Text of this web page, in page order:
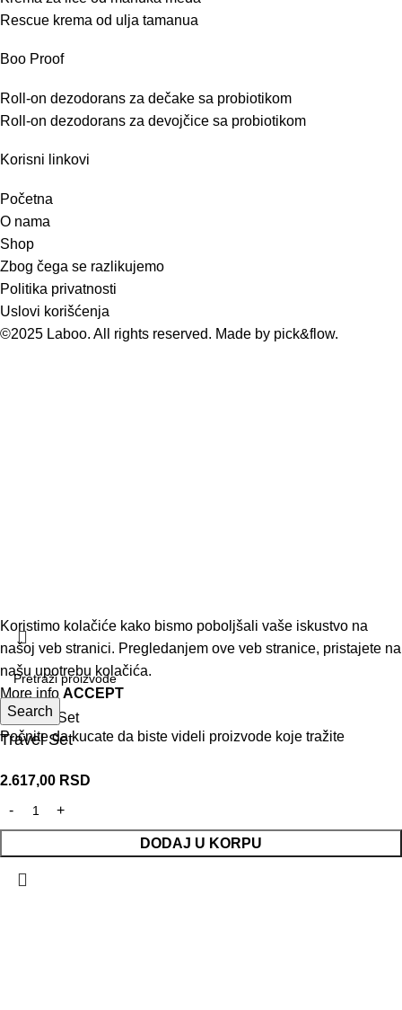
Rescue krema od ulja tamanua
Boo Proof
Roll-on dezodorans za dečake sa probiotikom
Roll-on dezodorans za devojčice sa probiotikom
Korisni linkovi
Početna
O nama
Shop
Zbog čega se razlikujemo
Politika privatnosti
Uslovi korišćenja
©2025 Laboo. All rights reserved. Made by pick&flow.
Search
Počnite da kucate da biste videli proizvode koje tražite
Koristimo kolačiće kako bismo poboljšali vaše iskustvo na
našoj veb stranici. Pregledanjem ove veb stranice, pristajete na
našu upotrebu kolačića.
More info ACCEPT
Travel Set
2.617,00 RSD
DODAJ U KORPU